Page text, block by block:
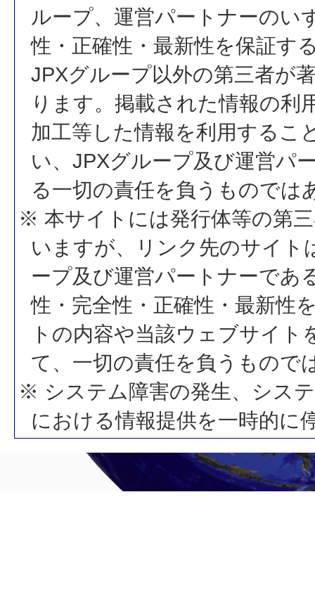
ループ、運営パートナーのい
性・正確性・最新性を保証す
JPXグループ以外の第三者が
ります。掲載された情報の利
加工等した情報を利用するこ
い、JPXグループ及び運営パ
る一切の責任を負うものでは
※ 本サイトには発行体等の第
いますが、リンク先のサイト
ープ及び運営パートナーであ
性・完全性・正確性・最新性
トの内容や当該ウェブサイ
て、一切の責任を負うもので
※ システム障害の発生、シス
における情報提供を一時的に